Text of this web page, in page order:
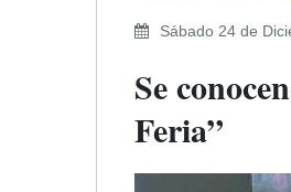
Sábado 24 de
Se
Feria”